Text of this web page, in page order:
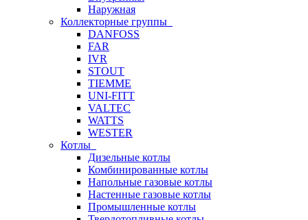
Наружная
Коллекторные группы
DANFOSS
FAR
IVR
STOUT
TIEMME
UNI-FITT
VALTEC
WATTS
WESTER
Котлы
Дизельные котлы
Комбинированные котлы
Напольные газовые котлы
Настенные газовые котлы
Промышленные котлы